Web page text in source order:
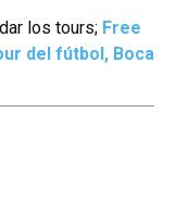
los tours; Free
del fútbol, Boca